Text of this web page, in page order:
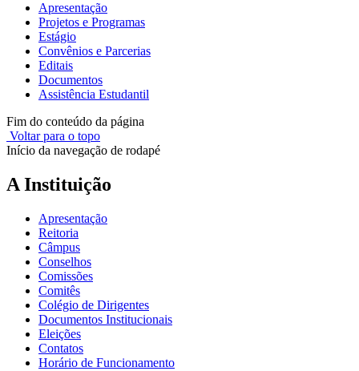
Apresentação
Projetos e Programas
Estágio
Convênios e Parcerias
Editais
Documentos
Assistência Estudantil
Fim do conteúdo da página
Voltar para o topo
Início da navegação de rodapé
A Instituição
Apresentação
Reitoria
Câmpus
Conselhos
Comissões
Comitês
Colégio de Dirigentes
Documentos Institucionais
Eleições
Contatos
Horário de Funcionamento